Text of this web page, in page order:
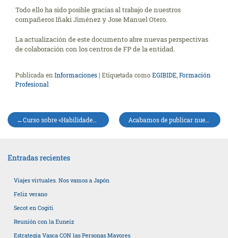
Todo ello ha sido posible gracias al trabajo de nuestros
compañeros Iñaki Jiménez y Jose Manuel Otero.
La actualización de este documento abre nuevas perspectivas
de colaboración con los centros de FP de la entidad.
Publicada en Informaciones | Etiquetada como EGIBIDE Formación
Profesional
Navegación
Curso sobre «Habilidades para la empleabilidad» Acabamos de publicar nuestra memoria anual de 2024
Entradas recientes
Viajes virtuales. Nos vamos a Japón
Feliz verano
Secot en Cogiti
Reunión con la Euneiz
Estrategia Vasca CON las Personas Mayores